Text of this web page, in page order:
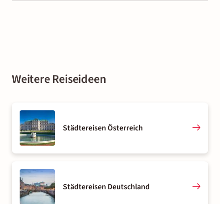
Weitere Reiseideen
Städtereisen Österreich
Städtereisen Deutschland